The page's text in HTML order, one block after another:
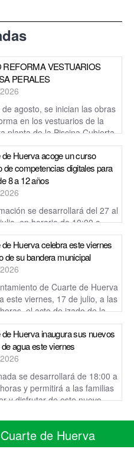
REFORMA VESTUARIOS
PERALES
de agosto, se inician las obras
en los vestuarios de la
planta de la Piscina Cubierta
Huerva acoge un curso
de competencias digitales para
8 a 12 años
se desarrollará del 27 al
en horario de 10:00 a
Cultural de Cuarte de
Huerva celebra este viernes
de su bandera municipal
de Cuarte de Huerva
este viernes, 17 de julio, a las
el acto de izado de la
Huerva inaugura sus nuevos
agua este viernes
se desarrollará de 18:00 a
y permitirá a las familias
y disfrutar de este nuevo
de Huerva